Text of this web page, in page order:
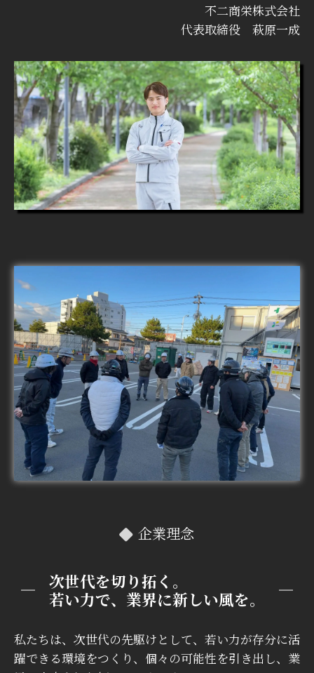
不二商栄株式会社
代表取締役 萩原一成
企業理念
次世代を切り拓く。
若い力で、業界に新しい風を。
私たちは、次世代の先駆けとして、若い力が存分に活
躍できる環境をつくり、個々の可能性を引き出し、業